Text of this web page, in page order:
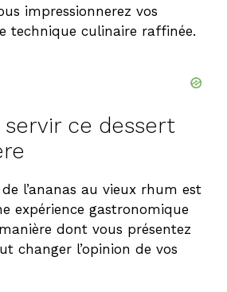
impressionnerez vos
technique culinaire raffinée.
servir ce dessert
l’ananas au vieux rhum est
expérience gastronomique
dont vous présentez
changer l’opinion de vos